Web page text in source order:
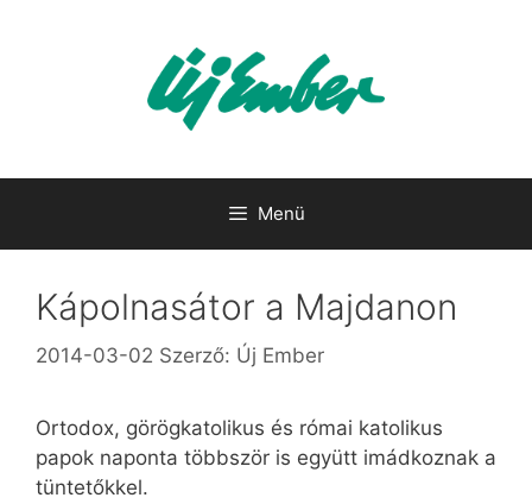
Menü
Kápolnasátor a Majdanon
2014-03-02 Szerző: Új Ember
Ortodox, görögkatolikus és római katolikus
papok naponta többször is együtt imádkoznak a
tüntetőkkel.